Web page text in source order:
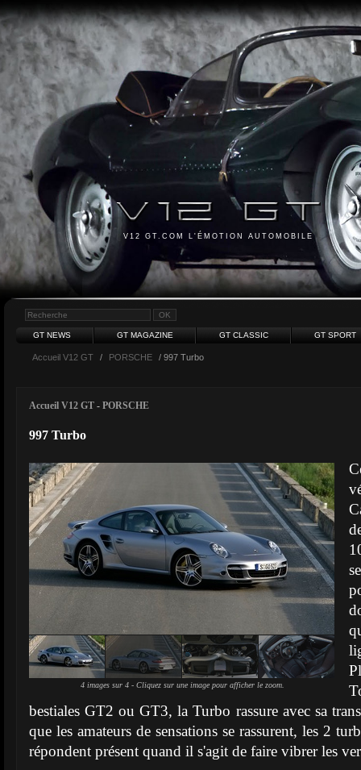
V12 GT.COM L'ÉMOTION AUTOMOBILE
GT NEWS GT MAGAZINE GT CLASSIC GT SPORT
Accueil V12 GT / PORSCHE / 997 Turbo
Accueil V12 GT - PORSCHE
997 Turbo
4 images sur 4 - Cliquez sur une image pour afficher le zoom.
bestiales GT2 ou GT3, la Turbo rassure avec sa
que les amateurs de sensations se rassurent, les 2
répondent présent quand il s'agit de faire vibrer les